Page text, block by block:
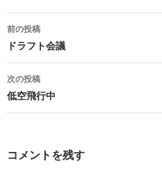
投
稿
ナ
ビ
ゲ
前の投稿
ドラフト会議
次の投稿
低空飛行中
コメントを残す